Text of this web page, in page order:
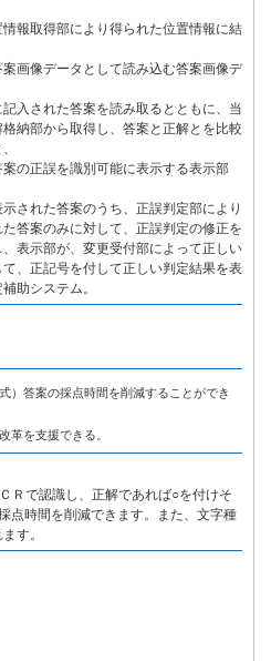
報取得部により得られた位置情報に結
画像データとして読み込む答案画像デ
入された答案を読み取るとともに、当
納部から取得し、答案と正解とを比較
の正誤を識別可能に表示する表示部
された答案のうち、正誤判定部により
答案のみに対して、正誤判定の修正を
表示部が、変更受付部によって正しい
、正記号を付して正しい判定結果を表
助システム。
）答案の採点時間を削減することができ
革を支援できる。
Ｒで認識し、正解であれば○を付けそ
点時間を削減できます。また、文字種
す。